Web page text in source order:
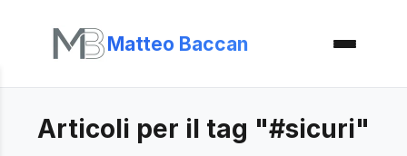
Matteo Baccan
Articoli per il tag "#sicuri"